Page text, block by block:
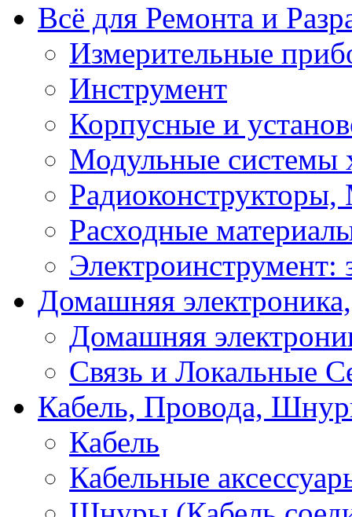
Всё для Ремонта и
Измерительные
Инструмент
Корпусные и
Модульные системы
Расходные
Электроинструмент:
Домашняя
Домашняя
Связь и Локальные
Кабель, Провода,
Кабель
Кабельные